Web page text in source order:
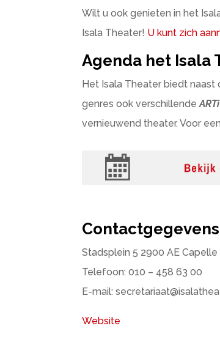
Wilt u ook genieten in het
Isala Theater! U kunt zich
Agenda het Isala
Het Isala Theater biedt
genres ook verschillende
vernieuwend theater. Voor
Stadsplein 5 2900 AE Capelle
Telefoon: 010 – 458 63 00
E-mail:
Website